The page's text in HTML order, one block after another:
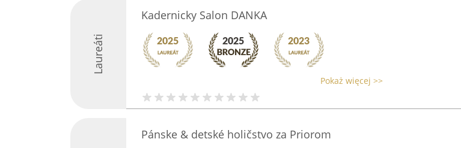
Laureáti
Kadernicky Salon DANKA
Pokaż więcej >>
Pánske & detské holičstvo za Priorom